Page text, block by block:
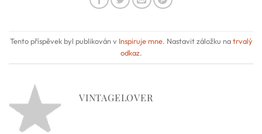
Tento příspěvek byl publikován v Inspiruje mne. Nastavit záložku natrvalý
odkaz.
VINTAGELOVER